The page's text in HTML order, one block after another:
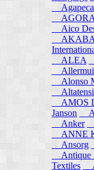
Aico
AKABA
ALEA
Alonso
AMOS
Janson
Anker
ANNE
Ansorg
Antique
Textiles